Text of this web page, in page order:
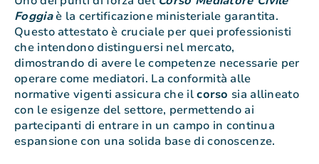
Foggiaè la certificazione ministeriale garantita.
Questo attestato è cruciale per quei professionisti
che intendono distinguersi nel mercato,
dimostrando di avere le competenze necessarie per
operare come mediatori. La conformità alle
normative vigenti assicura che ilcorso sia allineato
con le esigenze del settore, permettendo ai
partecipanti di entrare in un campo in continua
espansione con una solida base di conoscenze.